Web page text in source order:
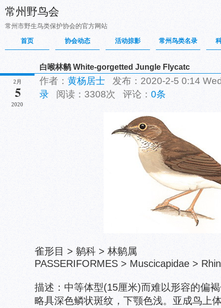
常州野鸟会
常州市野生鸟类保护协会的官方网站
首页
协会动态 活动掠影 常州鸟类名录
2月
5
2020
白喉林鹟 White-gorgetted Jungle Flycatc
作者： 黄杨居士 发布：2020-2-5 0:14
录 阅读：3308次 评论： 0条
雀形目 > 鹟科 > 林鹟属
PASSERIFORMES > Muscicapidae >
描述：中等体型(15厘米)而难以形容的偏
略具深色鳞状斑纹，下颚色浅。亚成鸟上